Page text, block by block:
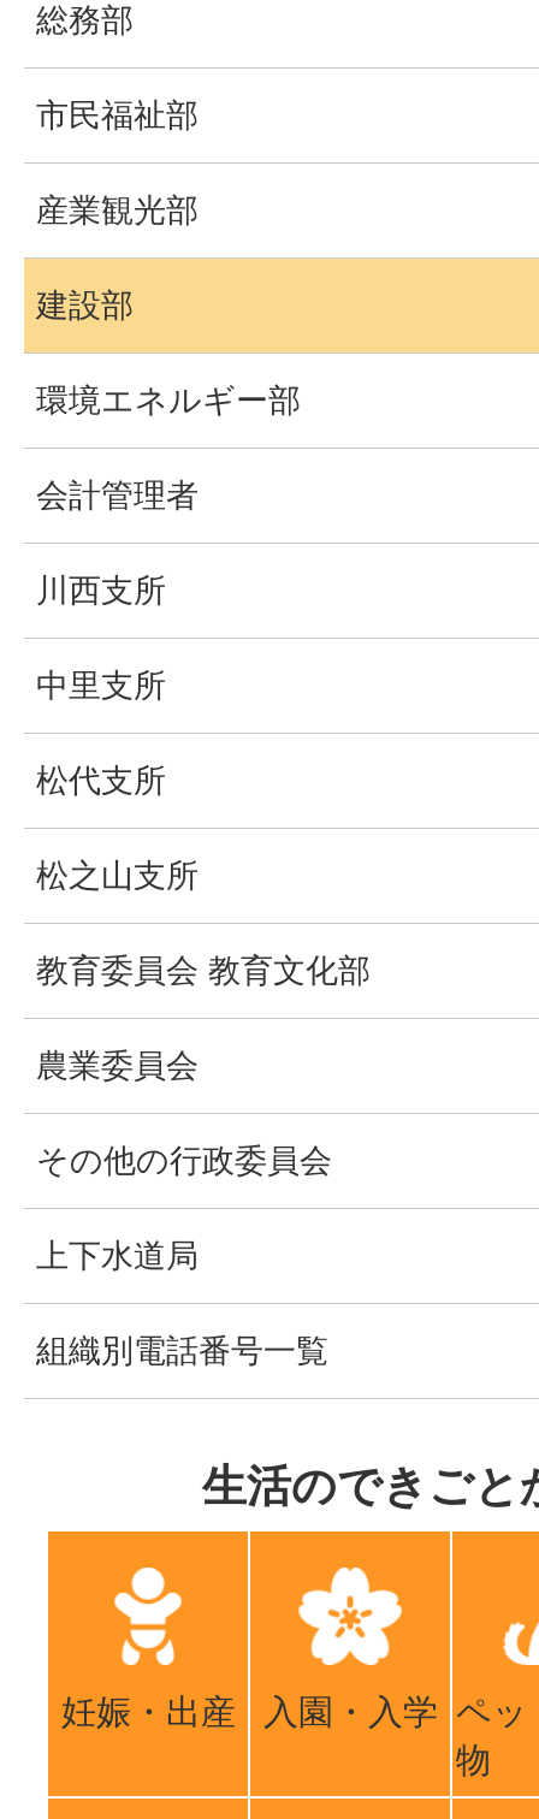
総務部
市民福祉部
産業観光部
建設部
環境エネルギー部
会計管理者
川西支所
中里支所
松代支所
松之山支所
教育委員会 教育文化部
農業委員会
その他の行政委員会
上下水道局
組織別電話番号一覧
生活のできごと
妊娠・出産 入園・入学 ペッ
物